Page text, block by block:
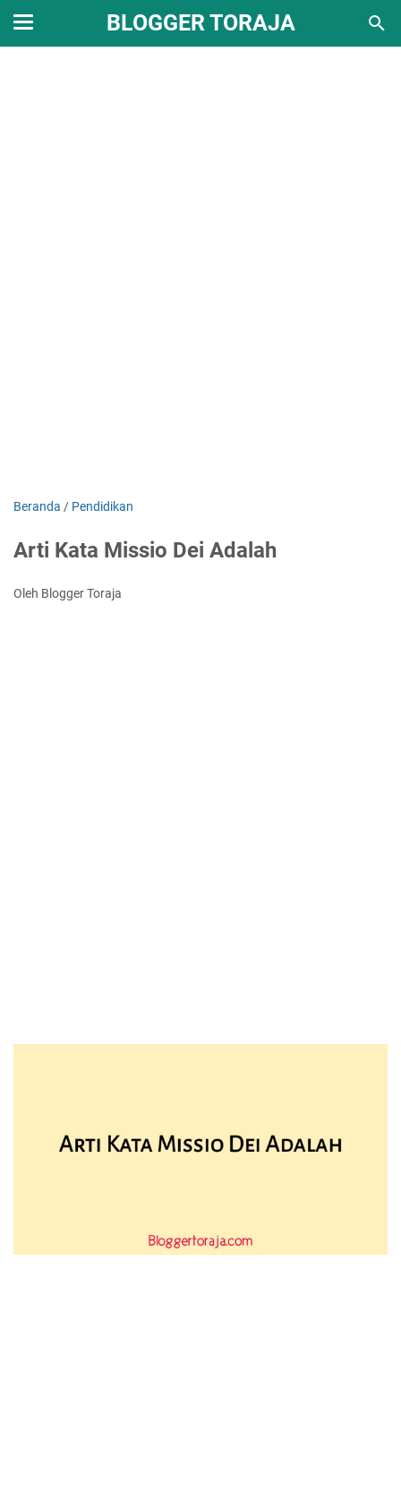
BLOGGER TORAJA
Beranda / Pendidikan
Arti Kata Missio Dei Adalah
Oleh Blogger Toraja